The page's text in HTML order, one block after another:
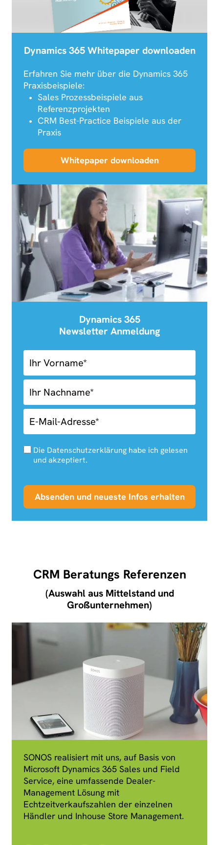
Dynamics 365 Whitepaper downloaden
Erfahren Sie mehr über die Dynamics 365
Praxisbeispiele:
Sales Prozessbeispiele aus
Referenzprojekten
CRM Best-Practice Beispiele aus der
Praxis
Whitepaper downloaden
Dynamics 365
Newsletter Anmeldung
03.01-
Newsletter
Anmeldung
Die Datenschutzerklärung habe ich gelesen
und akzeptiert.
Absenden und neueste Infos erhalten
CRM Beratungs Referenzen
(Auswahl aus Mittelstand und
Großunternehmen)
SONOS realisiert mit uns, auf Basis von
Microsoft Dynamics 365 Sales und Field
Service, eine umfassende Dealer-
Management Lösung mit
Echtzeitverkaufszahlen der einzelnen
Händler und Inhouse Store Management.